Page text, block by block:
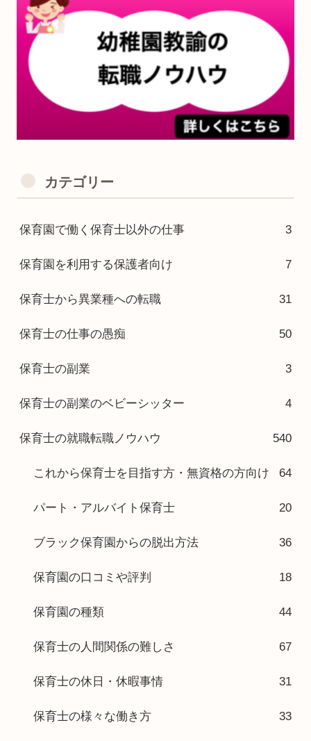
カテゴリー
保育園で働く保育士以外の仕事 3
保育園を利用する保護者向け 7
保育士から異業種への転職 31
保育士の仕事の愚痴 50
保育士の副業 3
保育士の副業のベビーシッター 4
保育士の就職転職ノウハウ 540
これから保育士を目指す方・無資格の方向け 64
パート・アルバイト保育士 20
ブラック保育園からの脱出方法 36
保育園の口コミや評判 18
保育園の種類 44
保育士の人間関係の難しさ 67
保育士の休日・休暇事情 31
保育士の様々な働き方 33